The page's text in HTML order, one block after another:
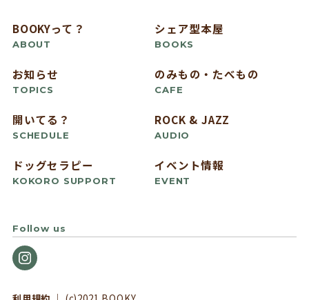
BOOKYって？
ABOUT
シェア型本屋
BOOKS
お知らせ
TOPICS
のみもの・たべもの
CAFE
開いてる？
SCHEDULE
ROCK & JAZZ
AUDIO
ドッグセラピー
KOKORO SUPPORT
イベント情報
EVENT
Follow us